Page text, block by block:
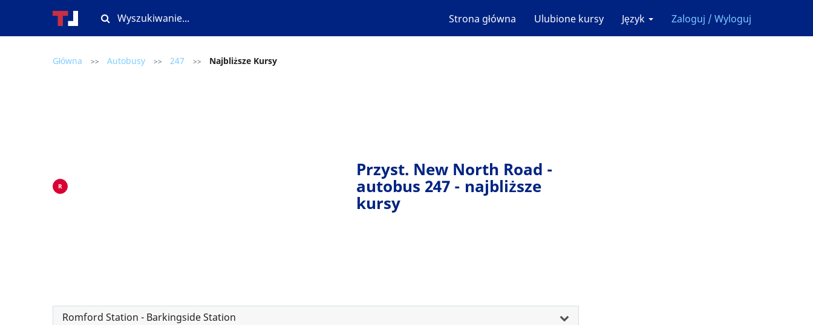
Strona główna Ulubione kursy Język Zaloguj / Wyloguj
Główna >> Autobusy >> 247 >> Najbliższe Kursy
R
Przyst. New North Road -
autobus 247 - najbliższe
kursy
Romford Station - Barkingside Station